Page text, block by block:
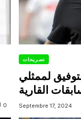
0
تصريحات
لممثلي
Septembre 17, 2024